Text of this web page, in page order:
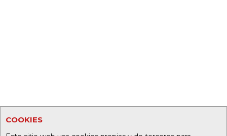
COOKIES